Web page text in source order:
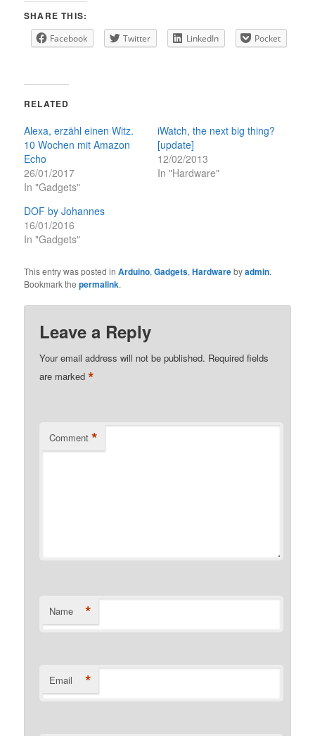
SHARE THIS:
Facebook Twitter LinkedIn Pocket
RELATED
Alexa, erzähl einen Witz.
10 Wochen mit Amazon
Echo
26/01/2017
In "Gadgets"
iWatch, the next big thing?
[update]
12/02/2013
In "Hardware"
DOF by Johannes
16/01/2016
In "Gadgets"
This entry was posted inArduino,Gadgets,Hardwarebyadmin.
Bookmark thepermalink.
Leave a Reply
Your email address will not be published. Required fields
are marked*
Comment *
Name *
Email *